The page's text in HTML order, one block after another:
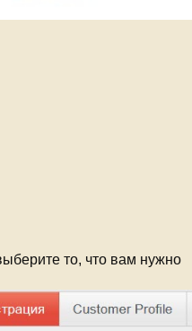
то, что вам нужно